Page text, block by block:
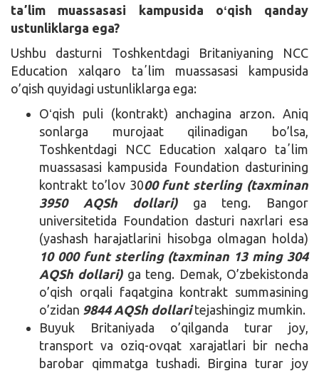
taʼlim muassasasi kampusida oʻqish qanday
ustunliklarga ega?
Ushbu dasturni Toshkentdagi Britaniyaning NCC
Education xalqaro taʼlim muassasasi kampusida
o’qish quyidagi ustunliklarga ega:
Oʻqish puli (kontrakt) anchagina arzon. Aniq
sonlarga murojaat qilinadigan bo’lsa,
Toshkentdagi NCC Education xalqaro taʼlim
muassasasi kampusida Foundation dasturining
kontrakt to’lov 3000 funt sterling (taxminan
3950 AQSh dollari)ga teng. Bangor
universitetida Foundation dasturi naxrlari esa
(yashash harajatlarini hisobga olmagan holda)
10 000 funt sterling (taxminan 13 ming 304
AQSh dollari)ga teng. Demak, O’zbekistonda
o’qish orqali faqatgina kontrakt summasining
o’zidan 9844 AQSh dollaritejashingiz mumkin.
Buyuk Britaniyada o’qilganda turar joy,
transport va oziq-ovqat xarajatlari bir necha
barobar qimmatga tushadi. Birgina turar joy